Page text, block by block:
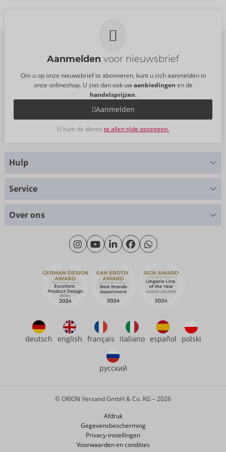
Aanmelden voor nieuwsbrief
Om u op onze nieuwsbrief te abonneren, kunt u zich aanmelden in
onze onlineshop. U ziet dan ook uwaanbiedingen en de
handelsprijzen.
Aanmelden
U kunt de dienstte allen tijde opzeggen.
Hulp
Maandag - Donderdag: 09.00 - 16.00 uur
Vrijdag: 09.00 - 15.00 uur
Contact opnemen met
Veelgestelde vragen (FAQ)
Service
Over ons
Over ons
Duurzaamheid
eroFame
deutsch english français italiano español polski
русский
Afdruk
Gegevensbescherming
Privacy-instellingen
Voorwaarden en condities
© ORION Versand GmbH & Co. KG – 2026